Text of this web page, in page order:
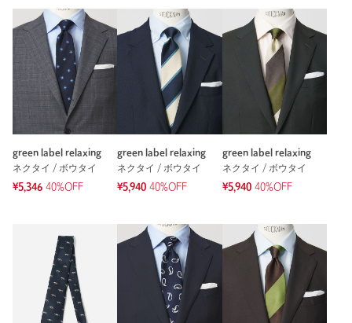
り、実際の色味と異なって見える場合がございます。あらかじめ
ご了承ください。
※商品の色味の目安は、商品単体の画像をご参照ください。
店舗へお問い合わせの際は、全国のgreen label relaxing各店舗ま
で下記の品名/品番をお申し付けください。
品名：GLR JPN/TANGO 8.0 ST4 品番：31346000095
商品詳細
対象商品 返品等について
対象外商品 裾上げについて
カテゴリー ファッション雑貨 ネクタイ / ボウタイ
green label relaxing
ネクタイ / ボウタイ
¥5,346 40%OFF
green label relaxing
ネクタイ / ボウタイ
¥5,940 40%OFF
green label relaxing
ネクタイ / ボウタイ
¥5,940 40%OFF